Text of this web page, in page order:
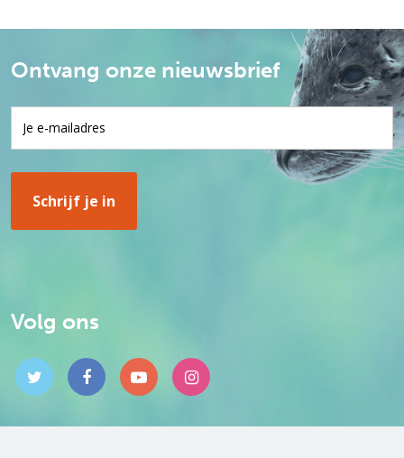
Ontvang onze nieuwsbrief
Volg ons